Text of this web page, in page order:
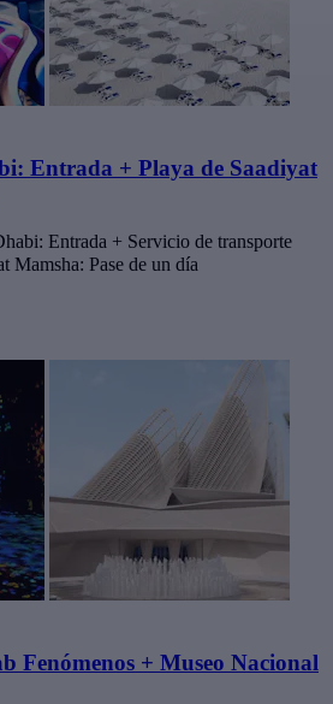
Entrada + Playa de Saadiyat
Entrada + Servicio de transporte
Mamsha: Pase de un día
Fenómenos + Museo Nacional